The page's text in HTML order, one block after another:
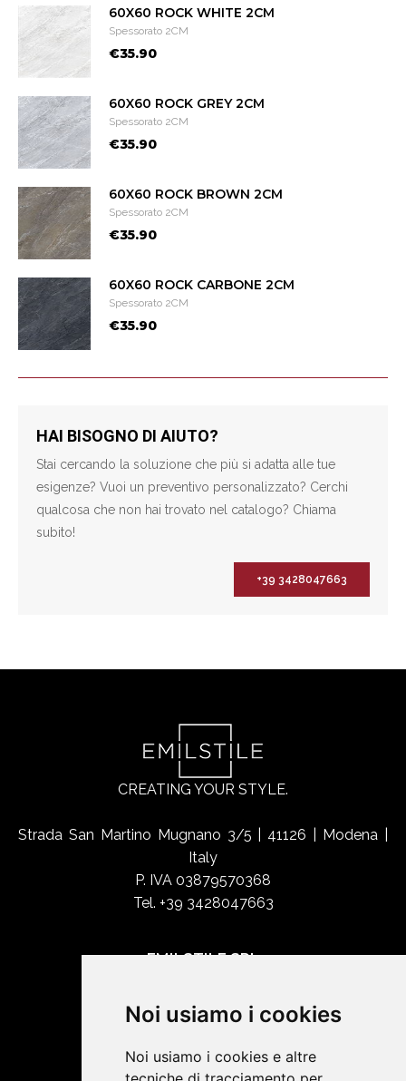
Noi usiamo i cookies
Noi usiamo i cookies e altre
60X60 ROCK WHITE 2CM
Spessorato 2CM
€35.90
60X60 ROCK GREY 2CM
Spessorato 2CM
€35.90
60X60 ROCK BROWN 2CM
Spessorato 2CM
€35.90
60X60 ROCK CARBONE 2CM
Spessorato 2CM
€35.90
HAI BISOGNO DI AIUTO?
Stai cercando la soluzione che più si adatta alle tue
esigenze? Vuoi un preventivo personalizzato? Cerchi
qualcosa che non hai trovato nel catalogo? Chiama
subito!
+39 3428047663
CREATING YOUR STYLE.
Strada San Martino Mugnano 3/5 | 41126 | Modena |
Italy
P. IVA 03879570368
Tel. +39 3428047663
EMILSTILE SRL
Shop Online